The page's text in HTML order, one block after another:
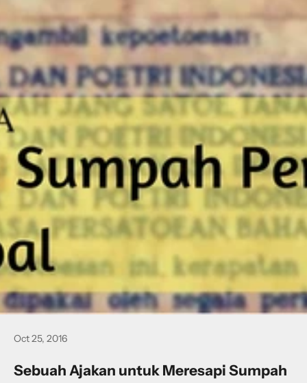
Oct 25, 2016
Sebuah Ajakan untuk Meresapi Sumpah